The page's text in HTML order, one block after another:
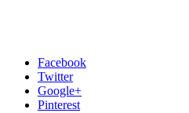
Facebook
Twitter
Google+
Pinterest